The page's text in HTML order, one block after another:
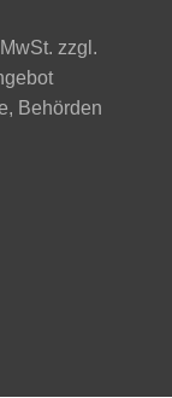
zzgl.
Behörden